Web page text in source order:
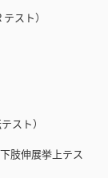
スト）
スト）
肢伸展挙上テス